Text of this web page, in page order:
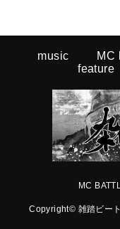
music MC
feature
MC
Copyright© 雑踏ビー